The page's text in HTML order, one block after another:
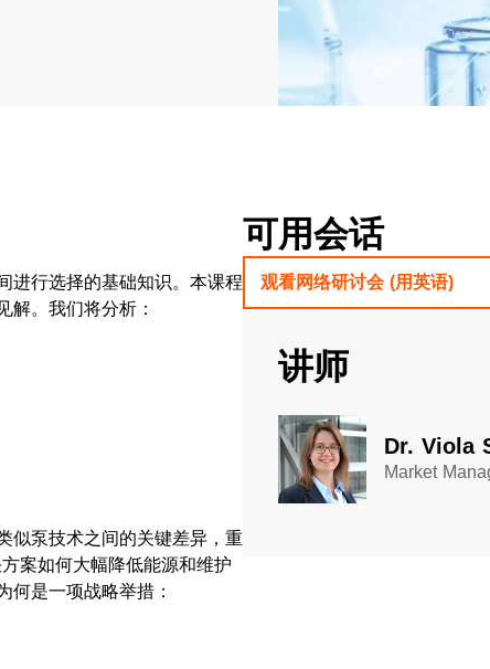
进行选择的基础知识。本课程
解。我们将分析：
似泵技术之间的关键差异，重
案如何大幅降低能源和维护
何是一项战略举措：
可用会话
观看网络研讨会 (用英语)
讲师
Dr. Viola
Market